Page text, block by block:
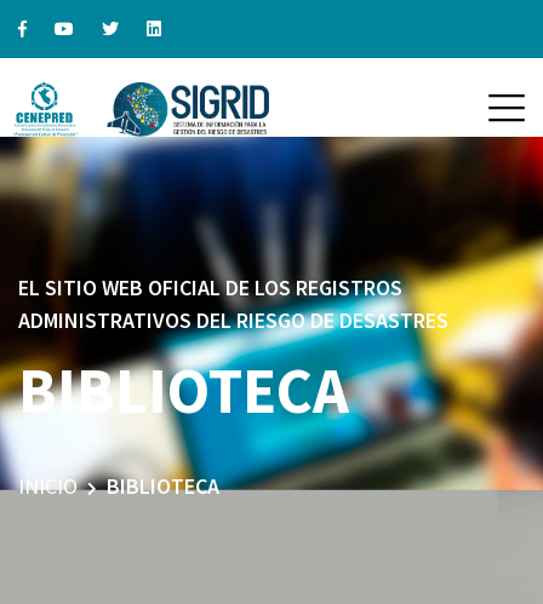
EL SITIO WEB OFICIAL DE LOS REGISTROS
ADMINISTRATIVOS DEL RIESGO DE DESASTRES
BIBLIOTECA
INICIO BIBLIOTECA